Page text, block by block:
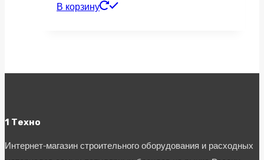
В корзину
1 Техно
Интернет-магазин строительного оборудования и расходных